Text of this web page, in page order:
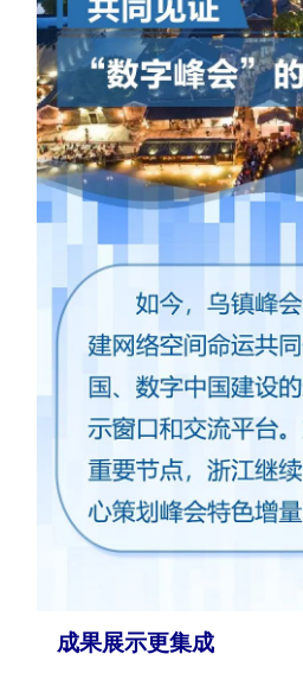
成果展示更集成